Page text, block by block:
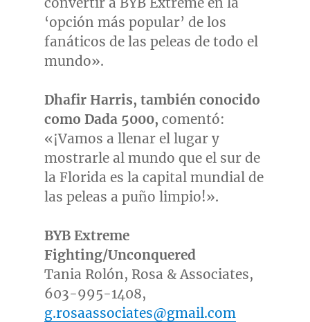
‘opción más popular’ de los
fanáticos de las peleas de todo el
mundo».
Dhafir Harris, también conocido
como Dada 5000, comentó:
«¡Vamos a llenar el lugar y
mostrarle al mundo que el sur de
la Florida es la capital mundial de
las peleas a puño limpio!».
BYB Extreme
Fighting/Unconquered
Tania Rolón, Rosa & Associates,
603-995-1408,
g.rosaassociates@gmail.com